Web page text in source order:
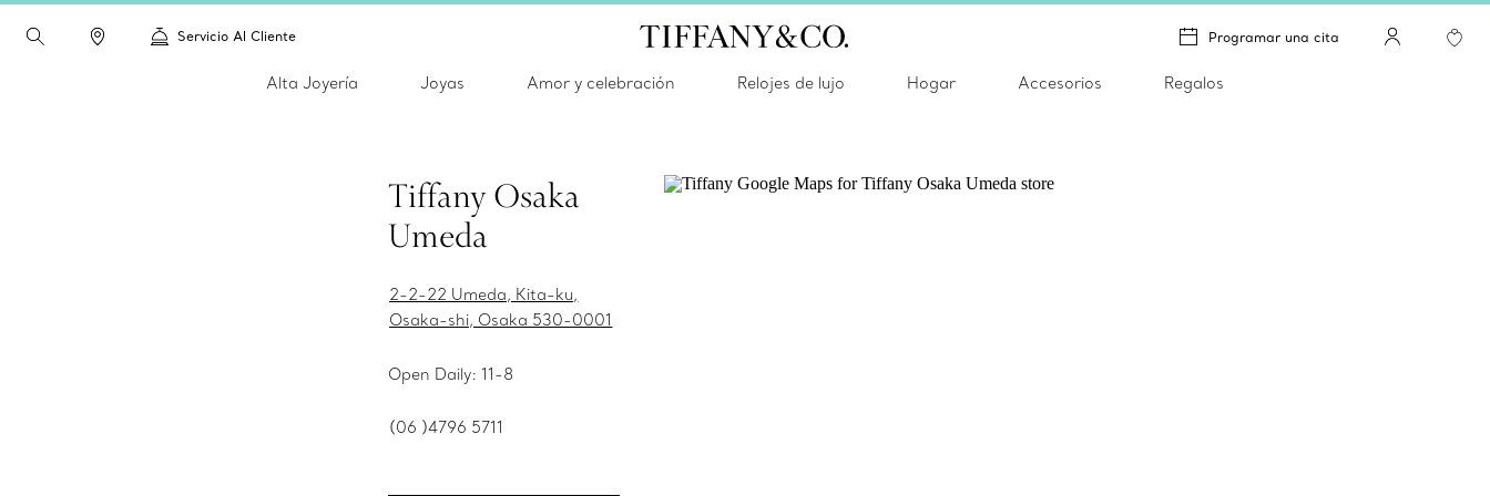
Servicio Al Cliente Programar una cita
Alta Joyería Joyas Amor y celebración Relojes de lujo Hogar Accesorios Regalos
Tiffany Osaka
Umeda
2-2-22 Umeda, Kita-ku,
Osaka-shi, Osaka 530-0001
Open Daily: 11-8
(06 )4796 5711